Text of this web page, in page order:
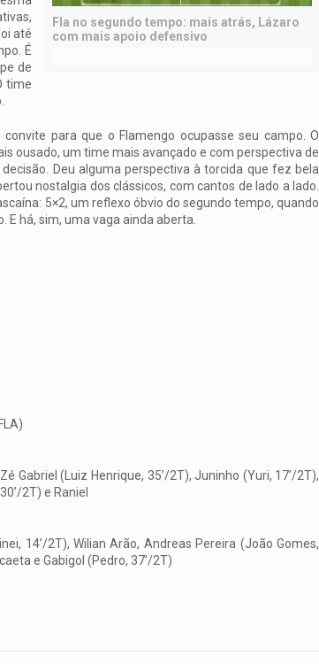
Fla no segundo tempo: mais atrás, Lázaro
com mais apoio defensivo
até
É
de
time
para que o Flamengo ocupasse seu campo. O
ousado, um time mais avançado e com perspectiva de
Deu alguma perspectiva à torcida que fez bela
nostalgia dos clássicos, com cantos de lado a lado.
5×2, um reflexo óbvio do segundo tempo, quando
E há, sim, uma vaga ainda aberta.
Gabriel (Luiz Henrique, 35’/2T), Juninho (Yuri, 17’/2T),
2T) e Raniel
14’/2T), Wilian Arão, Andreas Pereira (João Gomes,
e Gabigol (Pedro, 37’/2T)